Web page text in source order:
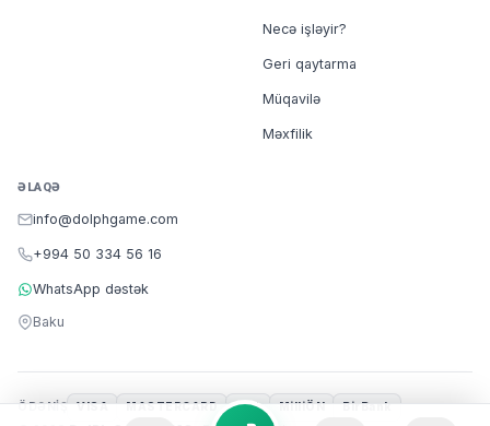
Necə işləyir?
Geri qaytarma
Müqavilə
Məxfilik
ƏLAQƏ
info@dolphgame.com
+994 50 334 56 16
WhatsApp dəstək
Baku
ÖDƏNIŞ VISA MASTERCARD m10 MilliÖN BirBank